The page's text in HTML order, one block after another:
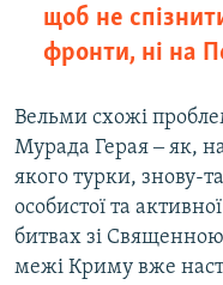
щоб не
фронти, ні на
Вельми схожі
Мурада Герая ‒ як,
якого турки, знову-
особистої та
битвах зі
межі Криму вже